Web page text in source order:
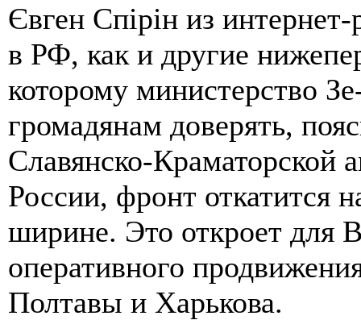
Євген Спірін из
в РФ, как и другие
которому министерство
громадянам доверять,
Славянско-Краматорской
России, фронт откатится
ширине. Это откроет для
оперативного
Полтавы и Харькова.